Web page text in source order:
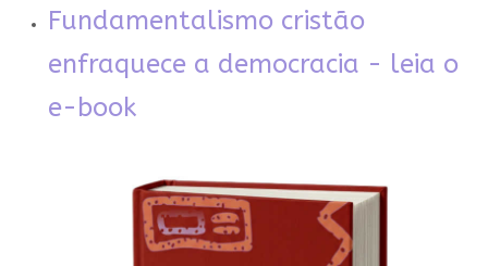
Fundamentalismo cristão
enfraquece a democracia - leia o
e-book